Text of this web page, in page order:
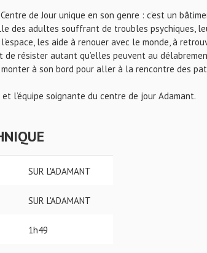
Centre de Jour unique en son genre : c’est un
des adultes souffrant de troubles psychiques,
les aide à renouer avec le monde, à
résister autant qu’elles peuvent au
à son bord pour aller à la rencontre des
l’équipe soignante du centre de jour Adamant.
SUR L'ADAMANT
SUR L'ADAMANT
1h49